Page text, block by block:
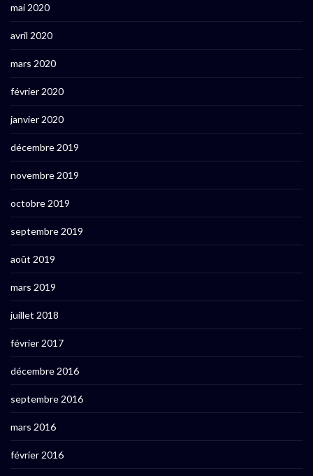
mai 2020
avril 2020
mars 2020
février 2020
janvier 2020
décembre 2019
novembre 2019
octobre 2019
septembre 2019
août 2019
mars 2019
juillet 2018
février 2017
décembre 2016
septembre 2016
mars 2016
février 2016